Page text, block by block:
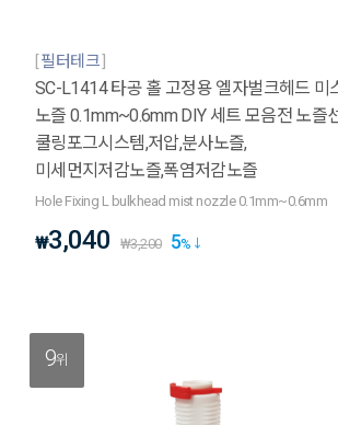
필터테크
SC-L1414 타공 홀 고정용 엘자벌크헤드 미
노즐 0.1mm~0.6mm DIY 세트 모음전 노즐
쿨링포그시스템,저압,분사노즐,
미세먼지저감노즐,폭염저감노즐
Hole Fixing L bulkhead mist nozzle 0.1mm~0.6mm
₩3,040 ₩3,200 5%
9위